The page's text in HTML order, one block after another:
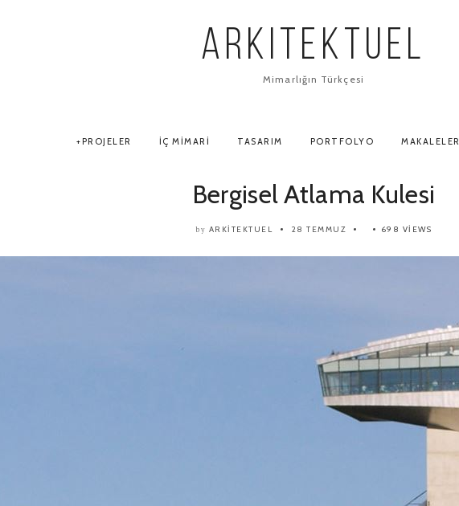
ARKITEKTUEL
Mimarlığın Türkçesi
PROJELER İÇ MIMARI TASARIM PORTFOLYO MAKALELER
Bergisel Atlama Kulesi
by ARKITEKTUEL 28 TEMMUZ 698 VIEWS